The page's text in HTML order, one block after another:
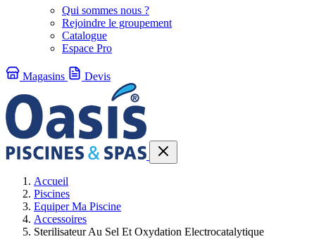
Qui sommes nous ?
Rejoindre le groupement
Catalogue
Espace Pro
Magasins Devis
Accueil
Piscines
Equiper Ma Piscine
Accessoires
Sterilisateur Au Sel Et Oxydation Electrocatalytique